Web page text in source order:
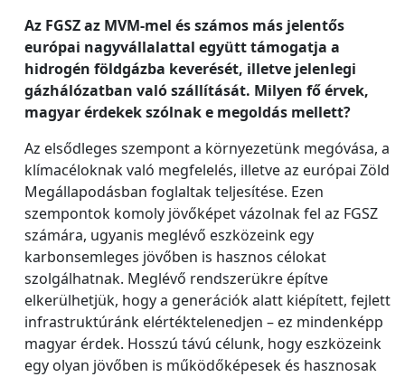
Az FGSZ az MVM-mel és számos más jelentős
európai nagyvállalattal együtt támogatja a
hidrogén földgázba keverését, illetve jelenlegi
gázhálózatban való szállítását. Milyen fő érvek,
magyar érdekek szólnak e megoldás mellett?
Az elsődleges szempont a környezetünk megóvása, a
klímacéloknak való megfelelés, illetve az európai Zöld
Megállapodásban foglaltak teljesítése. Ezen
szempontok komoly jövőképet vázolnak fel az FGSZ
számára, ugyanis meglévő eszközeink egy
karbonsemleges jövőben is hasznos célokat
szolgálhatnak. Meglévő rendszerükre építve
elkerülhetjük, hogy a generációk alatt kiépített, fejlett
infrastruktúránk elértéktelenedjen – ez mindenképp
magyar érdek. Hosszú távú célunk, hogy eszközeink
egy olyan jövőben is működőképesek és hasznosak